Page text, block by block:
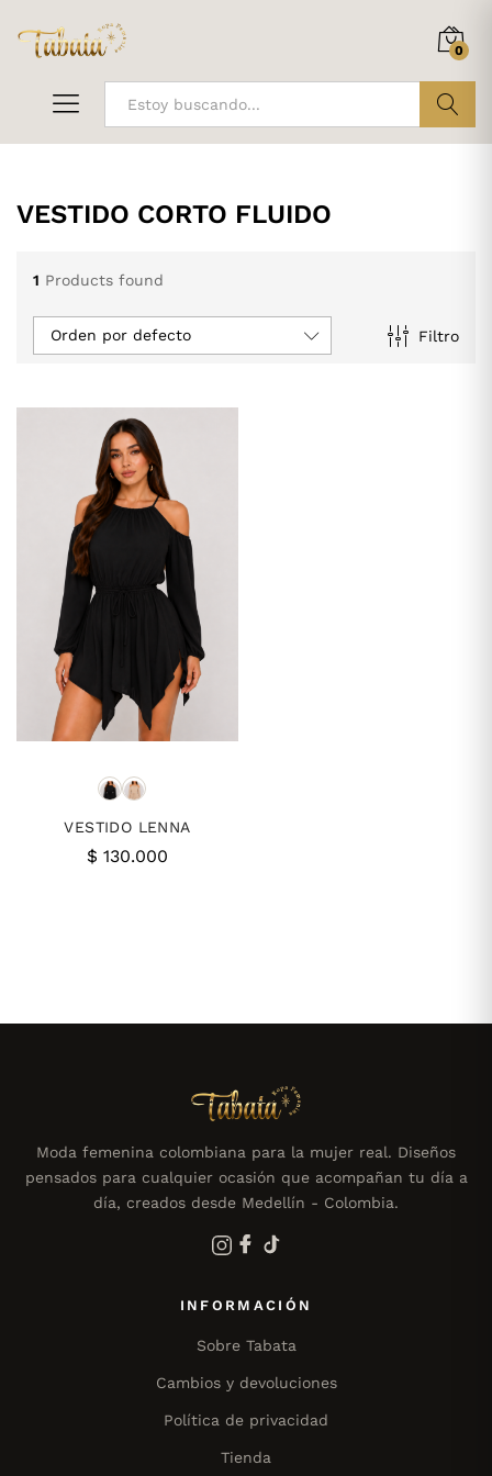
0
VESTIDO CORTO FLUIDO
1 Products found
Filtro
Orden por defecto
VESTIDO LENNA
$ 130.000
Moda femenina colombiana para la mujer real. Diseños
pensados para cualquier ocasión que acompañan tu día a
día, creados desde Medellín - Colombia.
INFORMACIÓN
Sobre Tabata
Cambios y devoluciones
Política de privacidad
Tienda